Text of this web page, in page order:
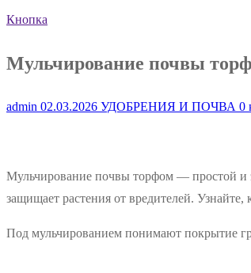
Кнопка
Мульчирование почвы
admin 02.03.2026 УДОБРЕНИЯ И ПОЧВА 0
Мульчирование почвы торфом — простой и
защищает растения от вредителей.
Под мульчированием понимают покрытие